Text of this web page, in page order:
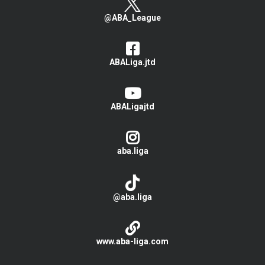
@ABA_League
ABALiga.jtd
ABALigajtd
aba.liga
@aba.liga
www.aba-liga.com